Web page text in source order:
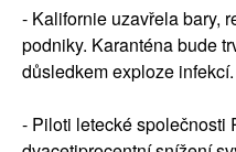
- Kalifornie uzavřela bary,
podniky. Karanténa bude
důsledkem exploze infekcí.
- Piloti letecké společnosti